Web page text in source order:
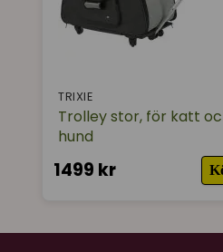
TRIXIE
Trolley stor, för katt
hund
1499 kr